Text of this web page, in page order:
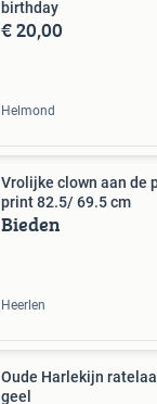
birthday
€ 20,00
Helmond
Vrolijke clown aan de
print 82.5/ 69.5 cm
Bieden
Heerlen
Oude Harlekijn
geel